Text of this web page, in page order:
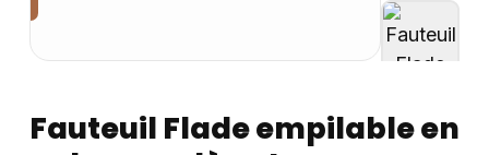
Fauteuil Flade empilable en